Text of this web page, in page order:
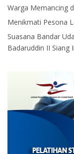
Warga Memancing
Menikmati Pesona
Suasana Bandar
Badaruddin II Siang